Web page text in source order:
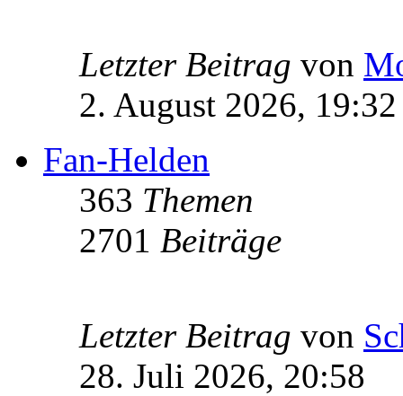
Letzter Beitrag von
2. August 2026, 19:32
Fan-Helden
363 Themen
2701 Beiträge
Letzter Beitrag von
28. Juli 2026, 20:58